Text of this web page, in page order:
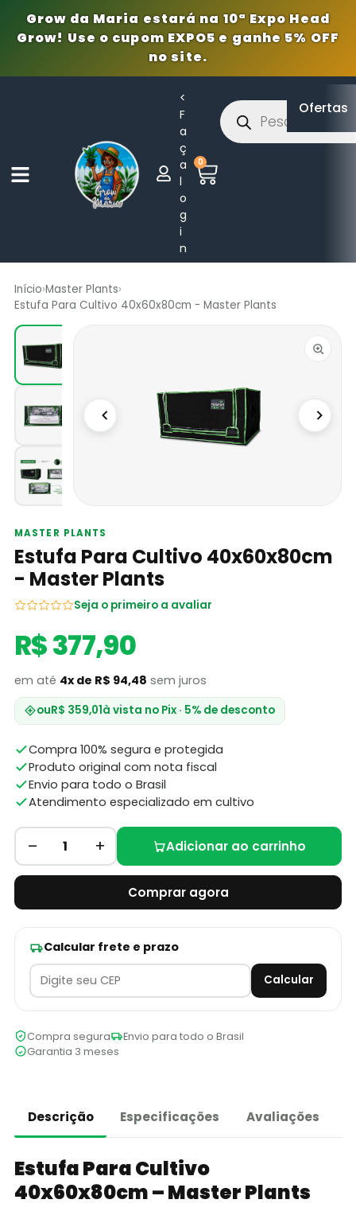
Grow da Maria estará na 10ª Expo Head
Grow! Use o cupom EXPO5 e ganhe 5% OFF
no site.
<
F
a
ç
a
l
o
g
i
n
0
Ofertas
Início›Master Plants›
Estufa Para Cultivo 40x60x80cm - Master Plants
MASTER PLANTS
Estufa Para Cultivo 40x60x80cm
- Master Plants
Seja o primeiro a avaliar
R$ 377,90
em até 4x de R$ 94,48 sem juros
ouR$ 359,01à vista no Pix · 5% de desconto
Compra 100% segura e protegida
Produto original com nota fiscal
Envio para todo o Brasil
Atendimento especializado em cultivo
– 1 + Adicionar ao carrinho
Comprar agora
Calcular frete e prazo
Calcular
Compra segura
Envio para todo o Brasil
Garantia 3 meses
Descrição Especificações Avaliações
Estufa Para Cultivo
40x60x80cm – Master Plants